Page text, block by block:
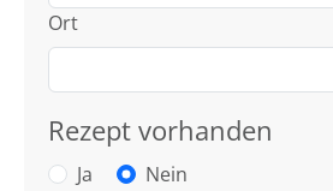
Ort
Rezept vorhanden
Ja
Nein